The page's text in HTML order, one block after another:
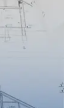
–